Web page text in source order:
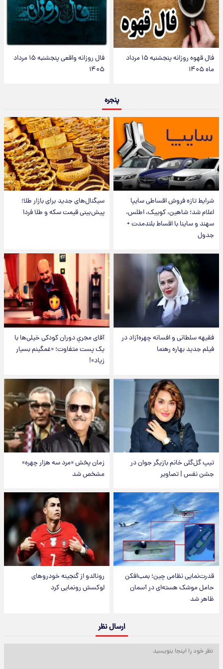
فال قهوه روزانه پنجشنبه ۱۵ مرداد
ماه ۱۴۰۵
فال روزانه واقعی پنجشنبه ۱۵ مرداد
۱۴۰۵
پنجره
شرایط تازه فروش اقساطی سایپا
اعلام شد؛ شاهین، کوییک، اطلس،
سهند و ساینا با اقساط بلندمدت +
جدول
سیگنال‌های جدید برای بازار طلا؛
پیش‌بینی قیمت سکه و طلا فردا
فقیهه سلطانی و افسانه چهره‌آزاد در
فیلم جدید بهاره رهنما
آقای مجریِ دوران کودکی خیلی‌ها با
یک پست متفاوت؛ «غمگینم بسیار
زیاد»!
تیپ گل‌گلی خانم بازیگر جوان در
جشن نفس | تصاویر
زمان پخش «مرد سه هزار چهره»
مشخص شد
قدرت‌نمایی نظامی چین؛ بمب‌افکن
حامل موشک هسته‌ای در آسمان
ظاهر شد
رونالدو از گنجینه خودروهای
لوکسش رونمایی کرد
ارسال نظر